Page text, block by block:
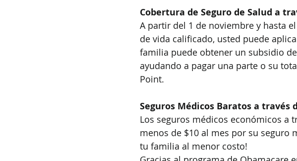
Cobertura de Seguro de Salud a
A partir del 1 de noviembre y hasta
de vida calificado, usted puede
familia puede obtener un subsidio
ayudando a pagar una parte o su
Point.
Seguros Médicos Baratos a través
Los seguros médicos económicos a
menos de $10 al mes por su seguro
tu familia al menor costo!